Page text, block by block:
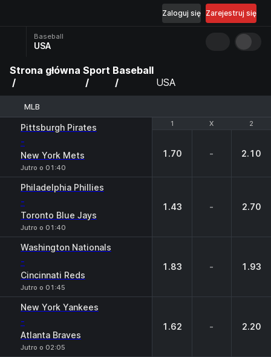
Zarejestruj się
Zaloguj się
Baseball
USA
Strona główna Sport Baseball
USA
MLB
1 X 2
Pittsburgh Pirates
-
New York Mets
Jutro o 01:40
1 X 2
1.70 - 2.10
Philadelphia Phillies
-
Toronto Blue Jays
Jutro o 01:40
1.43 - 2.70
Washington Nationals
-
Cincinnati Reds
Jutro o 01:45
1.83 - 1.93
New York Yankees
-
Atlanta Braves
Jutro o 02:05
1.62 - 2.20